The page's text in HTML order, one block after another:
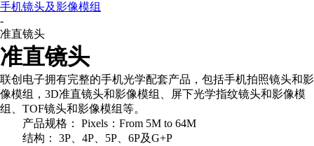
手机镜头及影像模组
-
准直镜头
准直镜头
联创电子拥有完整的手机光学配套产品，包括手机拍照镜头和影
像模组，3D准直镜头和影像模组、屏下光学指纹镜头和影像模
组、TOF镜头和影像模组等。
产品规格： Pixels：From 5M to 64M
结构： 3P、4P、5P、6P及G+P